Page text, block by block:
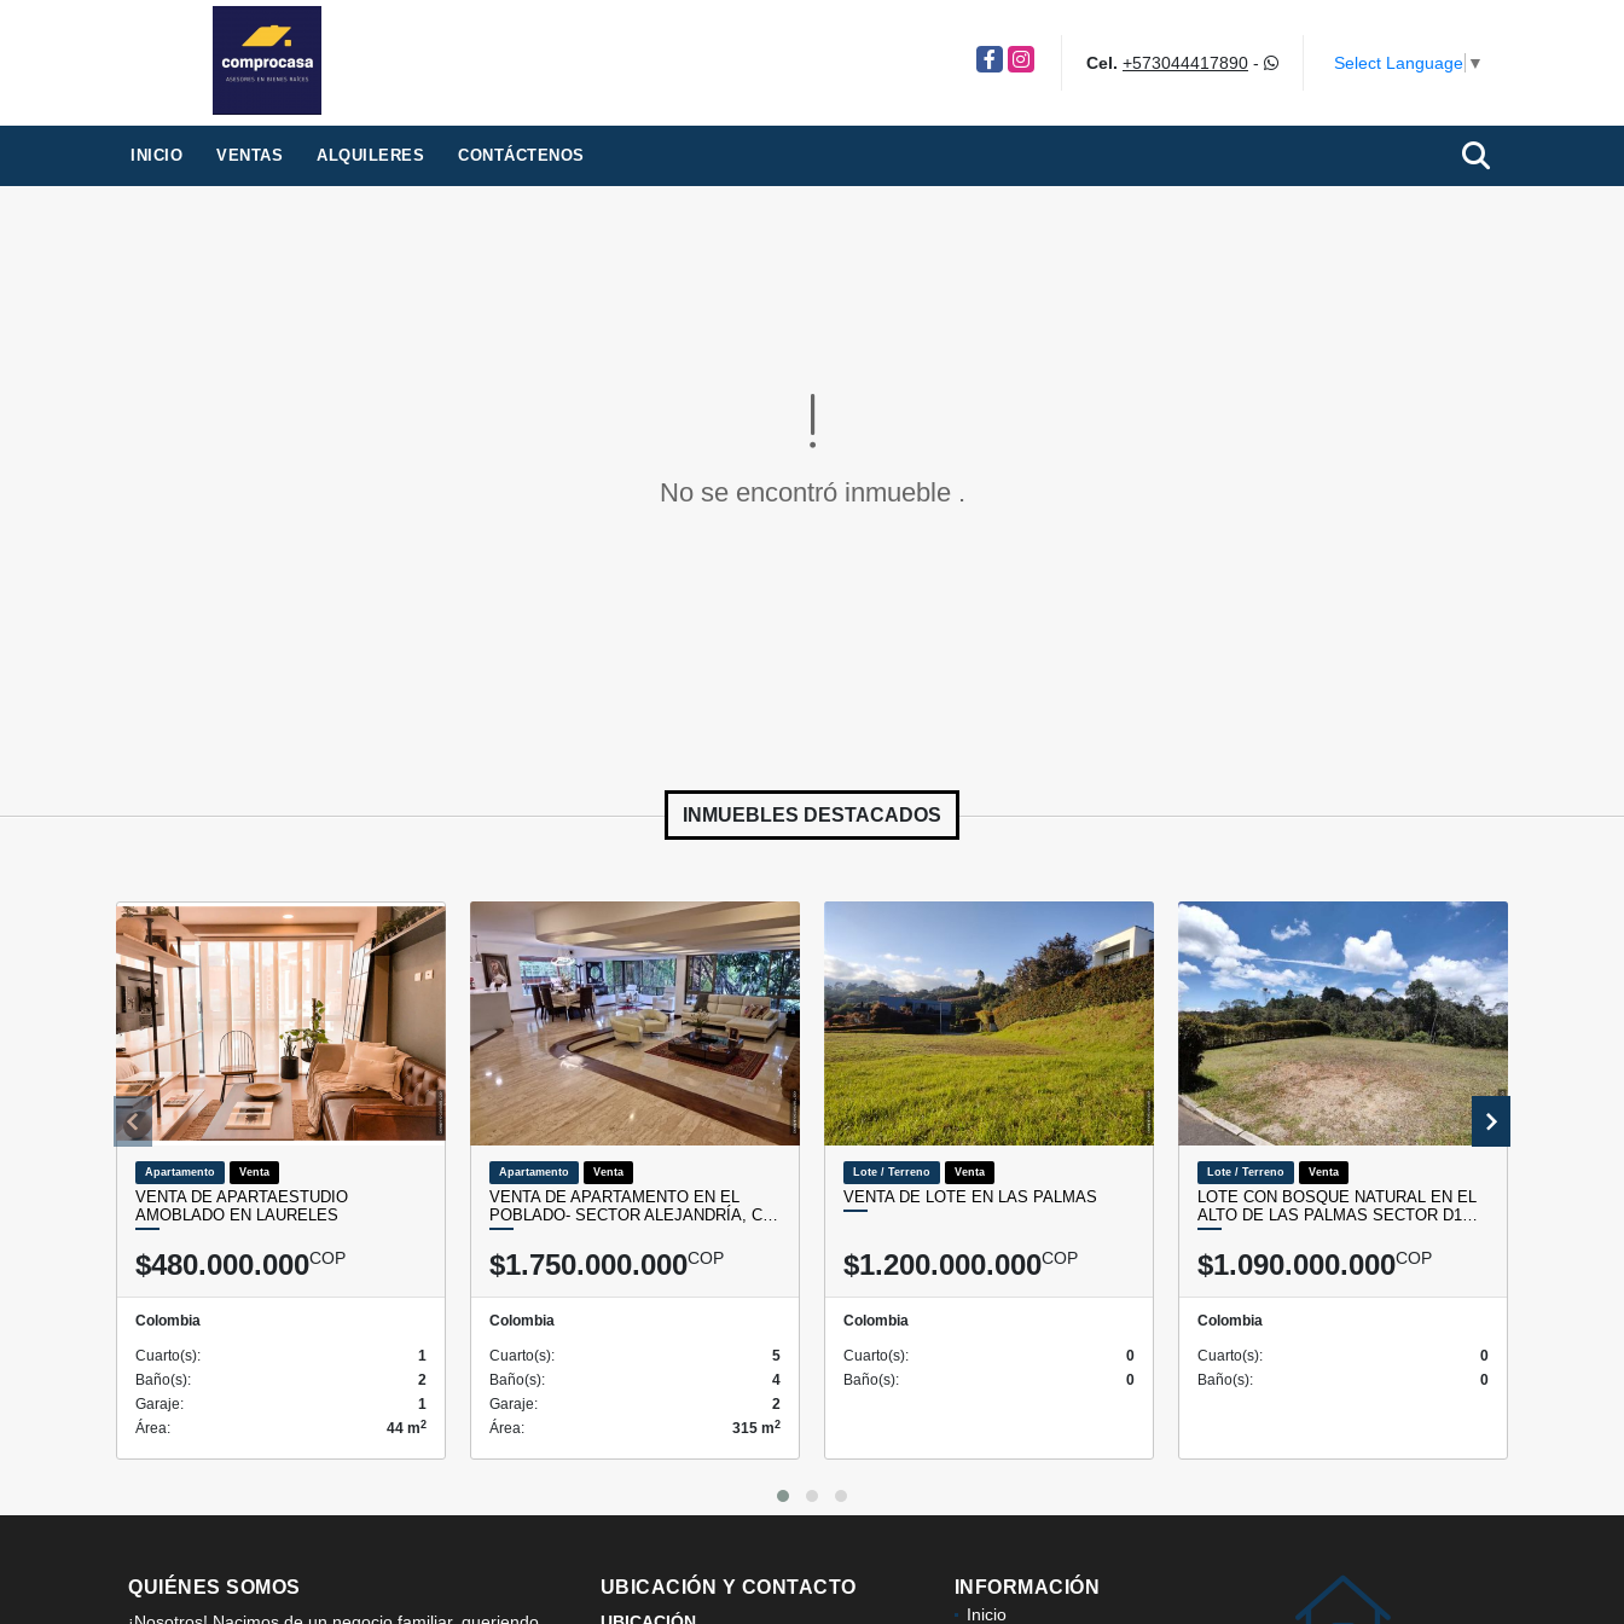
FacebookInstagram Cel. +573044417890- Select Language ▼
INICIO VENTAS ALQUILERES CONTÁCTENOS
No se encontró inmueble .
INMUEBLES DESTACADOS
Apartamento Venta
VENTA DE APARTAESTUDIO
AMOBLADO EN LAURELES
$480.000.000COP
Colombia
Cuarto(s):
1
Baño(s):
2
Garaje:
1
Área:
44 m2
Apartamento Venta
VENTA DE APARTAMENTO EN EL
POBLADO- SECTOR ALEJANDRÍA, C…
$1.750.000.000COP
Colombia
Cuarto(s):
5
Baño(s):
4
Garaje:
2
Área:
315 m2
Lote / Terreno Venta
VENTA DE LOTE EN LAS PALMAS
$1.200.000.000COP
Colombia
Cuarto(s):
0
Baño(s):
0
Lote / Terreno Venta
LOTE CON BOSQUE NATURAL EN EL
ALTO DE LAS PALMAS SECTOR D1…
$1.090.000.000COP
Colombia
Cuarto(s):
0
Baño(s):
0
QUIÉNES SOMOS UBICACIÓN Y CONTACTO INFORMACIÓN
Inicio